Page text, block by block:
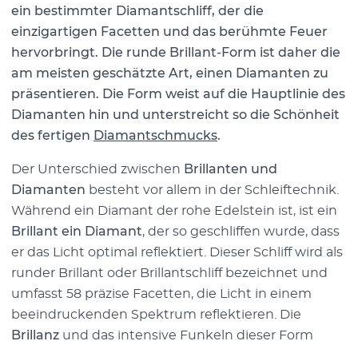
ein bestimmter Diamantschliff, der die
einzigartigen Facetten und das berühmte Feuer
hervorbringt. Die runde Brillant-Form ist daher die
am meisten geschätzte Art, einen Diamanten zu
präsentieren. Die Form weist auf die Hauptlinie des
Diamanten hin und unterstreicht so die Schönheit
des fertigen Diamantschmucks.
Der Unterschied zwischen Brillanten und
Diamanten besteht vor allem in der Schleiftechnik.
Während ein Diamant der rohe Edelstein ist, ist ein
Brillant ein Diamant, der so geschliffen wurde, dass
er das Licht optimal reflektiert. Dieser Schliff wird als
runder Brillant oder Brillantschliff bezeichnet und
umfasst 58 präzise Facetten, die Licht in einem
beeindruckenden Spektrum reflektieren. Die
Brillanz und das intensive Funkeln dieser Form